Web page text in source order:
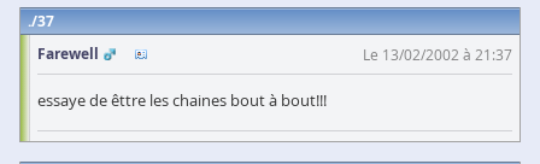
37
Farewell
Le 13/02/2002 à 21:37
essaye de êttre les chaines bout à bout!!!